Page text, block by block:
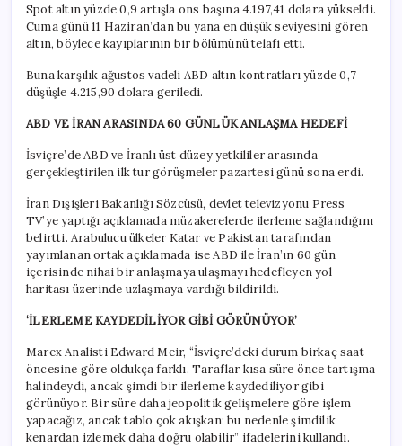
Spot altın yüzde 0,9 artışla ons başına 4.197,41 dolara yükseldi.
Cuma günü 11 Haziran’dan bu yana en düşük seviyesini gören
altın, böylece kayıplarının bir bölümünü telafi etti.
Buna karşılık ağustos vadeli ABD altın kontratları yüzde 0,7
düşüşle 4.215,90 dolara geriledi.
ABD VE İRAN ARASINDA 60 GÜNLÜK ANLAŞMA HEDEFİ
İsviçre’de ABD ve İranlı üst düzey yetkililer arasında
gerçekleştirilen ilk tur görüşmeler pazartesi günü sona erdi.
İran Dışişleri Bakanlığı Sözcüsü, devlet televizyonu Press
TV’ye yaptığı açıklamada müzakerelerde ilerleme sağlandığını
belirtti. Arabulucu ülkeler Katar ve Pakistan tarafından
yayımlanan ortak açıklamada ise ABD ile İran’ın 60 gün
içerisinde nihai bir anlaşmaya ulaşmayı hedefleyen yol
haritası üzerinde uzlaşmaya vardığı bildirildi.
‘İLERLEME KAYDEDİLİYOR GİBİ GÖRÜNÜYOR’
Marex Analisti Edward Meir, “İsviçre’deki durum birkaç saat
öncesine göre oldukça farklı. Taraflar kısa süre önce tartışma
halindeydi, ancak şimdi bir ilerleme kaydediliyor gibi
görünüyor. Bir süre daha jeopolitik gelişmelere göre işlem
yapacağız, ancak tablo çok akışkan; bu nedenle şimdilik
kenardan izlemek daha doğru olabilir” ifadelerini kullandı.